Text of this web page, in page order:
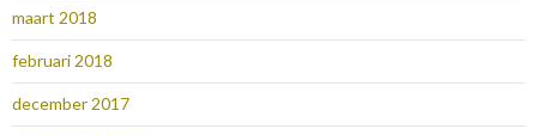
maart 2018
februari 2018
december 2017